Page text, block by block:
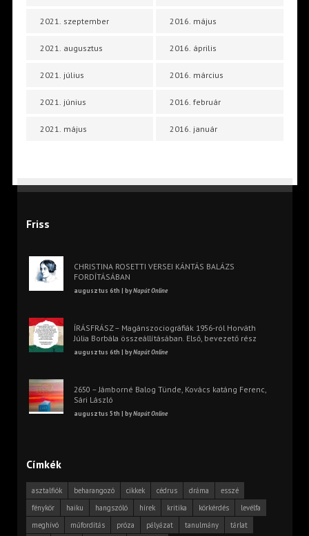
2021. szeptember
2021. augusztus
2021. július
2021. június
2021. május
2016. május
2016. április
2016. március
2016. február
2016. január
Friss
CHRISTINA ROSETTI VERSEI KÁNTÁS BALÁZS
FORDÍTÁSÁBAN
augusztus 6th | byNapút Online
ÍRÁSFRÁSZ – Magánszociográfiák 1956-ról Horváth
Júlia Borbála összeállításában. Első, bevezető rész
augusztus 6th | byNapút Online
2650 – Jámborné Balog Tünde, Kovács katáng Ferenc,
Sári László
augusztus 5th | byNapút Online
Címkék
asztalfiók beharangozó cikkek cédrus dráma
esszé
fénykör
haiku hangszóló hírek kritika körkérdés
levélfa
meghívó
műfordítás próza pályázat tanulmány
tárlat